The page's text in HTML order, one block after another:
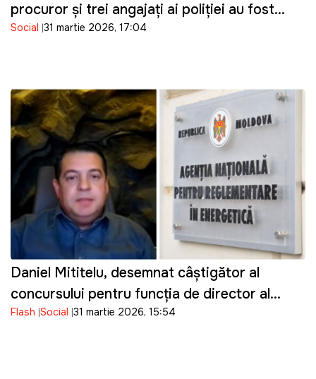
procuror și trei angajați ai poliției au fost
reținuți
Social 31 martie 2026, 17:04
Daniel Mititelu, desemnat câștigător al
concursului pentru funcția de director al
ANRE
Flash Social 31 martie 2026, 15:54